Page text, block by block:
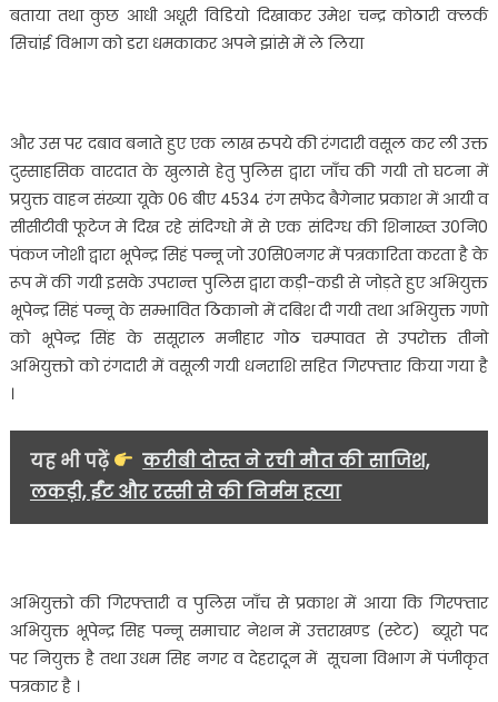
बताया तथा कुछ आधी अधूरी विडियो दिखाकर उमेश चन्द्र कोठारी क्लर्क
सिचांई विभाग को डरा धमकाकर अपने झांसे में ले लिया
और उस पर दबाव बनाते हुए एक लाख रुपये की रंगदारी वसूल कर ली उक्त
दुस्साहसिक वारदात के खुलासे हेतु पुलिस द्वारा जाँच की गयी तो घटना में
प्रयुक्त वाहन संख्या यूके 06 बीए 4534 रंग सफेद बैगेनार प्रकाश में आयी व
सीसीटीवी फूटेज मे दिख रहे संदिग्धो में से एक संदिग्ध की शिनाख्त उ0नि0
पंकज जोशी द्वारा भूपेन्द्र सिहं पन्नू जो उ0सि0नगर में पत्रकारिता करता है के
रूप में की गयी इसके उपरान्त पुलिस द्वारा कड़ी-कडी से जोड़ते हुए अभियुक्त
भूपेन्द्र सिहं पन्नू के सम्भावित ठिकानो में दबिश दी गयी तथा अभियुक्त गणो
को भूपेन्द्र सिंह के ससूराल मनीहार गोठ चम्पावत से उपरोक्त तीनो
अभियुक्तो को रंगदारी में वसूली गयी धनराशि सहित गिरफ्तार किया गया है
।
यह भी पढ़ें
करीबी दोस्त ने रची मौत की साजिश,
लकड़ी, ईंट और रस्सी से की निर्मम हत्या
अभियुक्तो की गिरफ्तारी व पुलिस जाँच से प्रकाश में आया कि गिरफ्तार
अभियुक्त भूपेन्द्र सिह पन्नू समाचार नेशन में उत्तराखण्ड (स्टेट) ब्यूरो पद
पर नियुक्त है तथा उधम सिह नगर व देहरादून में सूचना विभाग में पंजीकृत
पत्रकार है ।